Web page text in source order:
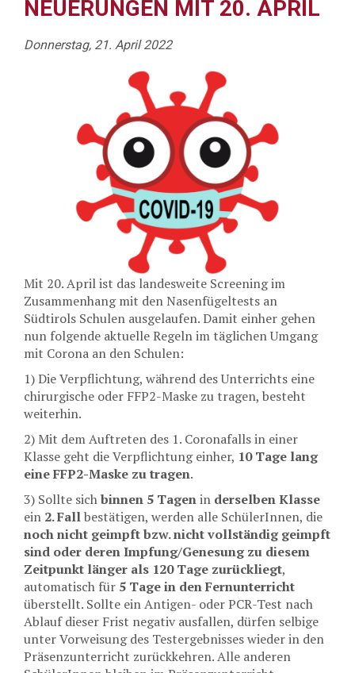
NEUERUNGEN MIT 20. APRIL
Donnerstag, 21. April 2022
Mit 20. April ist das landesweite Screening im
Zusammenhang mit den Nasenfügeltests an
Südtirols Schulen ausgelaufen. Damit einher gehen
nun folgende aktuelle Regeln im täglichen Umgang
mit Corona an den Schulen:
1) Die Verpflichtung, während des Unterrichts eine
chirurgische oder FFP2-Maske zu tragen, besteht
weiterhin.
2) Mit dem Auftreten des 1. Coronafalls in einer
Klasse geht die Verpflichtung einher, 10 Tage lang
eine FFP2-Maske zu tragen.
3) Sollte sichbinnen 5 Tagenin derselben Klasse
ein 2. Fallbestätigen, werden alle SchülerInnen, die
noch nicht geimpft bzw. nicht vollständig geimpft
sind oder deren Impfung/Genesung zu diesem
Zeitpunkt länger als 120 Tage zurückliegt,
automatisch für 5 Tage in den Fernunterricht
überstellt. Sollte ein Antigen- oder PCR-Test nach
Ablauf dieser Frist negativ ausfallen, dürfen selbige
unter Vorweisung des Testergebnisses wieder in den
Präsenzunterricht zurückkehren. Alle anderen